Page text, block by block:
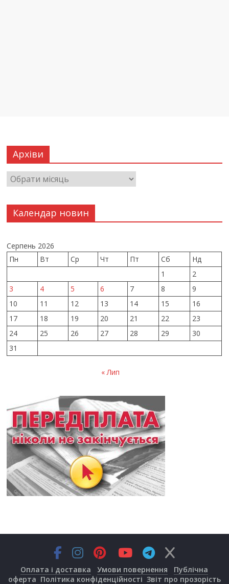
Архіви
Календар новин
Серпень 2026
Пн
Вт Ср Чт Пт Сб
Нд
1
2
3
4 5 6 7 8
9
10
11 12 13 14 15
16
17
18 19 20 21 22
23
24
25 26 27 28 29
30
31
« Лип
Оплата і доставка Умови повернення
Публічна
оферта Політика конфіденційності Звіт про прозорість